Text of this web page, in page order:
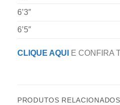
6’3″
6’5″
CLIQUE AQUI E CONFIRA
PRODUTOS RELACIONADOS